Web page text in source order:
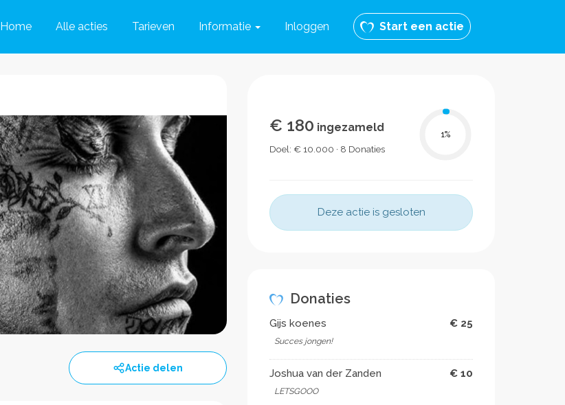
Home Alle acties Tarieven Informatie Inloggen Start een actie
Actie delen
€ 180 ingezameld
Doel: € 10.000 · 8 Donaties
1%
Deze actie is gesloten
Donaties
Gijs koenes € 25
Succes jongen!
Joshua van der Zanden € 10
LETSGOOO